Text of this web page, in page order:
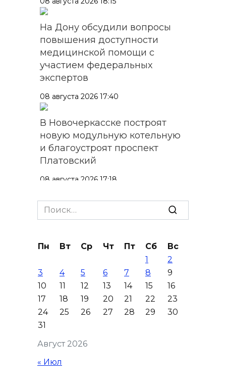
На Дону обсудили вопросы
повышения доступности
медицинской помощи с
участием федеральных
экспертов
08 августа 2026 17:40
В Новочеркасске построят
новую модульную котельную
и благоустроят проспект
Платовский
08 августа 2026 17:18
Это стало нашей традицией:
ростовчане установили
бездомных животных
Журналисты «ДОН 24» вышли
на субботник в парке
Островского
Сносить нельзя, сохранять
Search
for:
Август 2026
Пн Вт Ср Чт Пт Сб
Вс
1
2
3
4 5 6 7 8
9
10
11 12 13 14 15
16
17
18 19 20 21 22
23
24
25 26 27 28 29
30
31
« Июл